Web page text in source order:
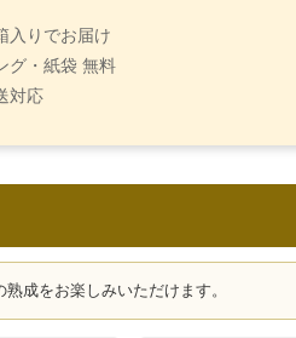
入りでお届け
グ・紙袋 無料
対応
成をお楽しみいただけます。